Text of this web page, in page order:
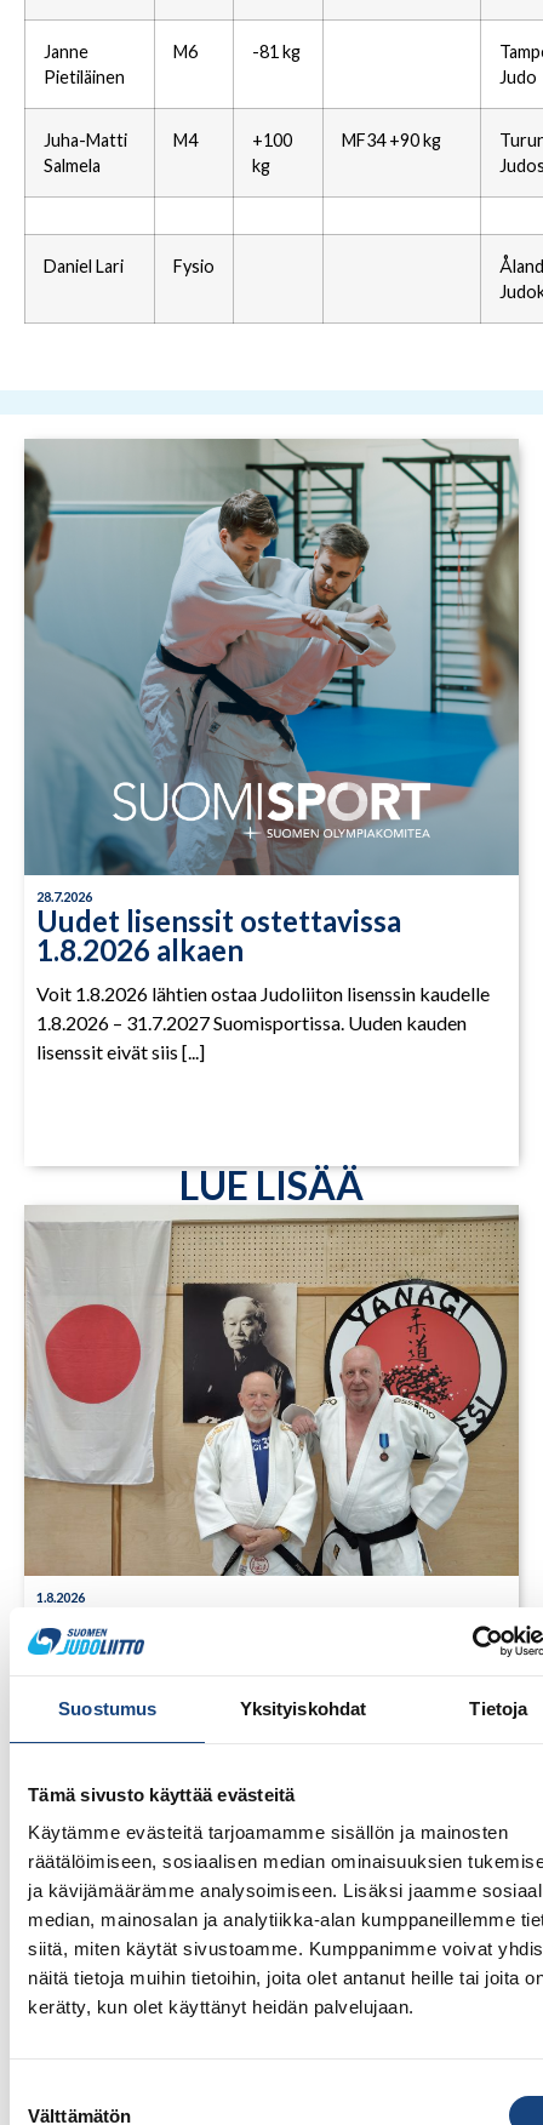
Suostumus Yksityiskohdat Tietoja
Tämä sivusto käyttää evästeitä
Käytämme evästeitä tarjoamamme sisällön ja mainosten
räätälöimiseen, sosiaalisen median ominaisuuksien
ja kävijämäärämme analysoimiseen. Lisäksi jaamme
median, mainosalan ja analytiikka-alan kumppaneillemme
siitä, miten käytät sivustoamme. Kumppanimme voivat
näitä tietoja muihin tietoihin, joita olet antanut heille tai joita
kerätty, kun olet käyttänyt heidän palvelujaan.
valinta
Välttämätön
Janne
Pietiläinen
M6 -81 kg
Judo
Juha-Matti
Salmela
M4
+100
kg
MF34 +90 kg
Daniel Lari Fysio
28.7.2026
Uudet lisenssit ostettavissa
1.8.2026 alkaen
Voit 1.8.2026 lähtien ostaa Judoliiton lisenssin kaudelle
1.8.2026 – 31.7.2027 Suomisportissa. Uuden kauden
lisenssit eivät siis [...]
LUE LISÄÄ
1.8.2026
Pentti Vauhkoselle harvinainen
huomionosoitus